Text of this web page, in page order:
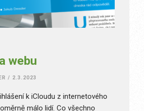
webu
/ 2.3.2023
k iCloudu z internetového
málo lidí. Co všechno